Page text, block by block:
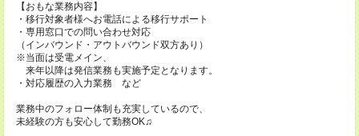
【おもな業務内容】
・移行対象者様へお電話による移行サポート
・専用窓口での問い合わせ対応
（インバウンド・アウトバウンド双方あり）
※当面は受電メイン、
来年以降は発信業務も実施予定となります。
・対応履歴の入力業務 など
業務中のフォロー体制も充実しているので、
未経験の方も安心して勤務OK♫